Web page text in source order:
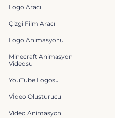
Logo Aracı
Çizgi Film Aracı
Logo Animasyonu
Minecraft Animasyon
Videosu
YouTube Logosu
Vİdeo Oluşturucu
Video Animasyon